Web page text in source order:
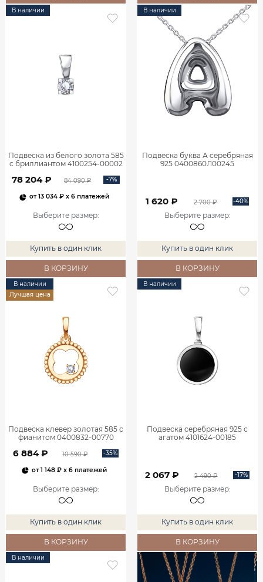
В наличии
Подвеска из белого золота 585
с бриллиантом 4100254-00002
78 204 ₽ 84 090 ₽ -7%
от13 034 ₽ x 6 платежей
Выберите размер:
Купить в один клик
В КОРЗИНУ
В наличии
Подвеска буква А серебряная
925 0400860Л00245
1 620 ₽ 2 700 ₽ -40%
Выберите размер:
Купить в один клик
В КОРЗИНУ
В наличии
Лучшая цена
Подвеска клевер золотая 585 с
фианитом 0400832-00770
6 884 ₽ 10 590 ₽ -35%
от1 148 ₽ x 6 платежей
Выберите размер:
Купить в один клик
В КОРЗИНУ
В наличии
Подвеска серебряная 925 с
агатом 4101624-00185
2 067 ₽ 2 490 ₽ -17%
Выберите размер:
Купить в один клик
В КОРЗИНУ
В наличии